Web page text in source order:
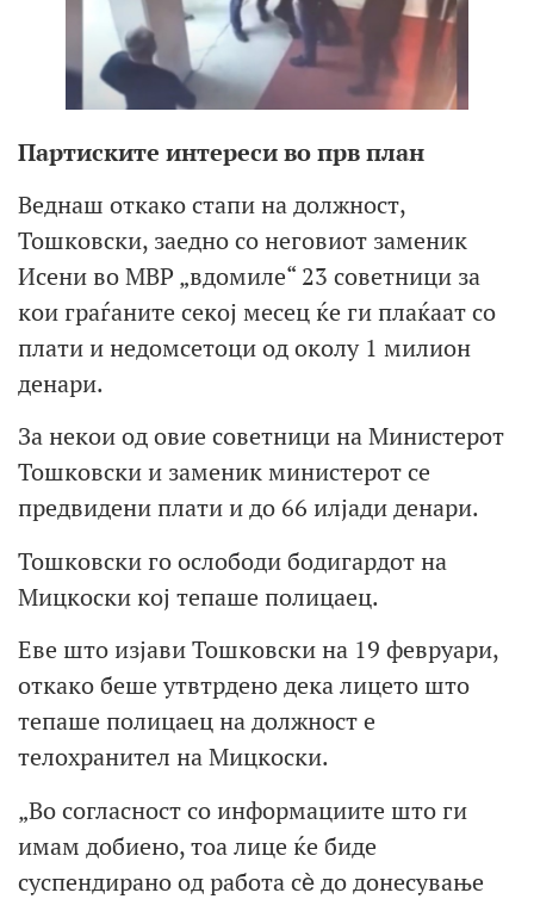
Партиските интереси во прв план
Веднаш откако стапи на должност,
Тошковски, заедно со неговиот заменик
Исени во МВР „вдомиле“ 23 советници за
кои граѓаните секој месец ќе ги плаќаат со
плати и недомсетоци од околу 1 милион
денари.
За некои од овие советници на Министерот
Тошковски и заменик министерот се
предвидени плати и до 66 илјади денари.
Тошковски го ослободи бодигардот на
Мицкоски кој тепаше полицаец.
Еве што изјави Тошковски на 19 февруари,
откако беше утвтрдено дека лицето што
тепаше полицаец на должност е
телохранител на Мицкоски.
„Во согласност со информациите што ги
имам добиено, тоа лице ќе биде
суспендирано од работа сѐ до донесување